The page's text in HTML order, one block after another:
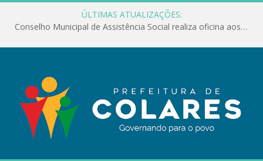
ÚLTIMAS ATUALIZAÇÕES:
Conselho Municipal de Assistência Social realiza oficina aos servidores